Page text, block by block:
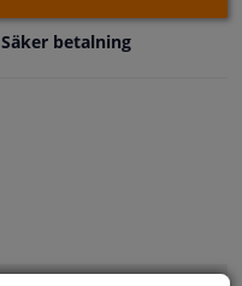
Säker betalning